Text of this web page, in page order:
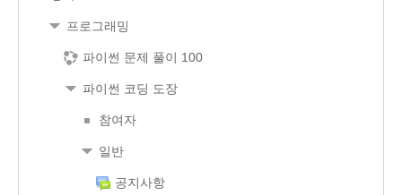
프로그래밍
파이썬 문제 풀이 100
파이썬 코딩 도장
참여자
일반
공지사항